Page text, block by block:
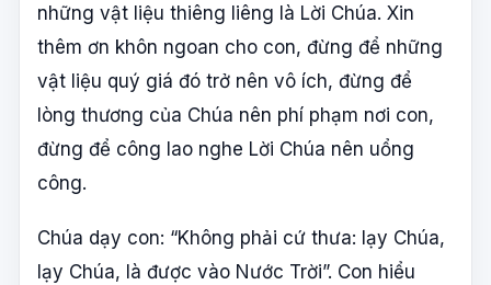
những vật liệu thiêng liêng là Lời Chúa. Xin
thêm ơn khôn ngoan cho con, đừng để những
vật liệu quý giá đó trở nên vô ích, đừng để
lòng thương của Chúa nên phí phạm nơi con,
đừng để công lao nghe Lời Chúa nên uổng
công.
Chúa dạy con: “Không phải cứ thưa: lạy Chúa,
lạy Chúa, là được vào Nước Trời”. Con hiểu